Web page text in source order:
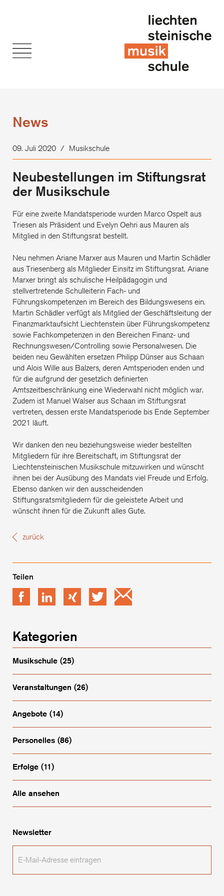
News
09. Juli 2020 / Musikschule
Neubestellungen im Stiftungsrat
der Musikschule
Für eine zweite Mandatsperiode wurden Marco Ospelt aus
Triesen als Präsident und Evelyn Oehri aus Mauren als
Mitglied in den Stiftungsrat bestellt.
Neu nehmen Ariane Marxer aus Mauren und Martin Schädler
aus Triesenberg als Mitglieder Einsitz im Stiftungsrat. Ariane
Marxer bringt als schulische Heilpädagogin und
stellvertretende Schulleiterin Fach- und
Führungskompetenzen im Bereich des Bildungswesens ein.
Martin Schädler verfügt als Mitglied der Geschäftsleitung der
Finanzmarktaufsicht Liechtenstein über Führungskompetenz
sowie Fachkompetenzen in den Bereichen Finanz- und
Rechnungswesen/Controlling sowie Personalwesen. Die
beiden neu Gewählten ersetzen Philipp Dünser aus Schaan
und Alois Wille aus Balzers, deren Amtsperioden enden und
für die aufgrund der gesetzlich definierten
Amtszeitbeschränkung eine Wiederwahl nicht möglich war.
Zudem ist Manuel Walser aus Schaan im Stiftungsrat
vertreten, dessen erste Mandatsperiode bis Ende September
2021 läuft.
Wir danken den neu beziehungsweise wieder bestellten
Mitgliedern für ihre Bereitschaft, im Stiftungsrat der
Liechtensteinischen Musikschule mitzuwirken und wünscht
ihnen bei der Ausübung des Mandats viel Freude und Erfolg.
Ebenso danken wir den ausscheidenden
Stiftungsratsmitgliedern für die geleistete Arbeit und
wünscht ihnen für die Zukunft alles Gute.
zurück
Facebook LinkedIn xing Twitter
Kategorien
Musikschule (25)
Veranstaltungen (26)
Angebote (14)
Personelles (86)
Erfolge (11)
Alle ansehen
Newsletter
Mail-
Adresse